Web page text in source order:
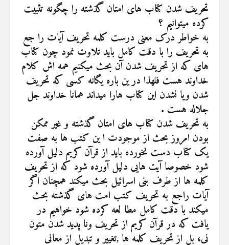
تحریف شدن کتاب های امتان گذشته را چگونه تثبیت
کرده میتوانیم ؟
به خواطر درک معنی درست کلمه تحریف آیات را جع
به تحریف را با دقت کامل باید تلاوت نمود چون کتاب
های که از تحریف شدن آن بحث میکنیم همه اش کلام
خداوند هست فلهذا در ین باره یگانه کسی که تحریف
شدن ویا نشدن این کتاب هارا میداند همانا خداوند جل
جلاله هست .
به تحریف شدن کتاب های امتان گذشته و غیر ممکن
بودن امروز بحث از موجودت ا ین کتب ها به صفت
یک کتاب دست نخورده باید از قرآن کریم دلیل آورده
شود خصوصا آیت هایی دلیل آورده شود که از تحریف
کلمه ها از طرف بنی اسرائیل بحث میکند همچنان اگر
آیات راجع به تحریف کتب امت های گذشته بحث
میکند با دقت کامل مطا لعه کرده شود خواهیم در
یافت که در قرآن کریم از تحریف ونا پدید شدن متون
نی، بل از تحریف کلمه ها ,تغییر و تبدیل از معانی
آیا سوراخ کردن کشتی،
کشتن آن نوجوان و ساختن
دیوار، ارتباطی با علم غیبِ
آینده داشت؟
23 نمایش ها
منظور از «وَفق» و حکم
ساختن یا درخواست آن
15 نمایش ها
آواز خواندن زن با موسیقی
و مشهور شدن به‌عنوان
خواننده
22 نمایش ها
6 نمایش ها
اهمیت
اسلام
16 نمایش ها
میان صفا و
27 نمایش ها